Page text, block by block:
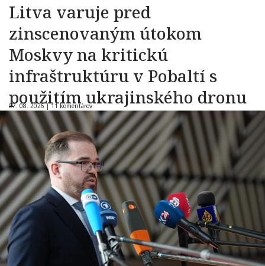
Litva varuje pred
zinscenovaným útokom
Moskvy na kritickú
infraštruktúru v Pobaltí s
použitím ukrajinského dronu
07. 08. 2026 |11 komentárov